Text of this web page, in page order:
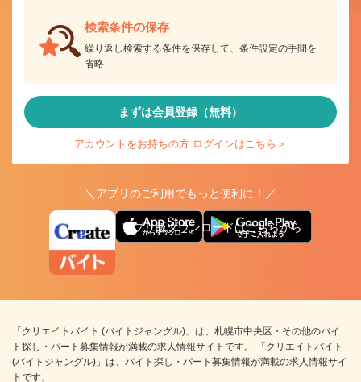
検索条件の保存
繰り返し検索する条件を保存して、条件設定の手間を
省略
まずは会員登録（無料）
アカウントをお持ちの方 ログインはこちら＞
＼アプリのご利用でもっと便利に！／
アプリ版ダウンロードはこちらから
「クリエイトバイト (バイトジャングル)」は、札幌市中央区・その他のバイ
ト探し・パート募集情報が満載の求人情報サイトです。 「クリエイトバイト
(バイトジャングル)」は、バイト探し・パート募集情報が満載の求人情報サイ
トです。